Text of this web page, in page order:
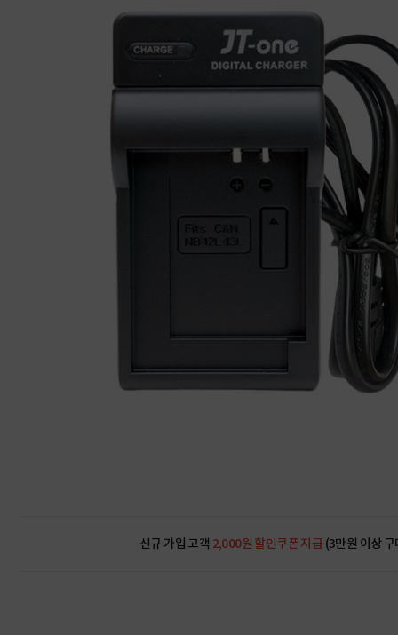
신규 가입 고객 2,000원 할인쿠폰 지급 (3만원 이상 구